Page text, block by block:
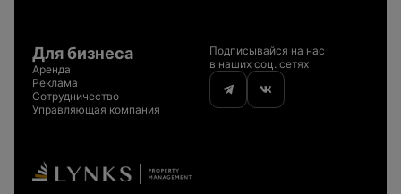
Для бизнеса
Аренда
Реклама
Сотрудничество
Управляющая компания
Подписывайся на нас
в наших соц. сетях